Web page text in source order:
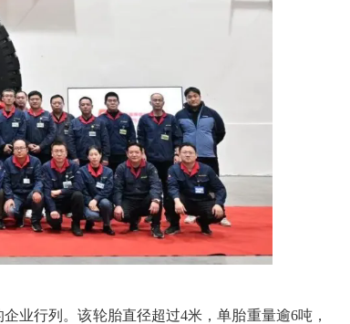
业行列。该轮胎直径超过4米，单胎重量逾6吨，